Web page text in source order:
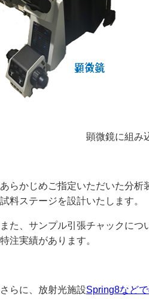
顕微鏡に組み
あらかじめご指定いただいた分析
試料ステージを設計いたします。
また、サンプル引張チャックにつ
特注実績があります。
さらに、放射光施設Spring8など